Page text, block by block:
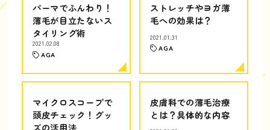
パーマでふんわり！
薄毛が目立たないス
タイリング術
2021.02.08
AGA
ストレッチやヨガ薄
毛への効果は？
2021.01.31
AGA
マイクロスコープで
頭皮チェック！グッ
ズの活用法
皮膚科での薄毛治療
とは？具体的な内容